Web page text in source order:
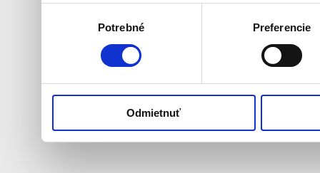
ktoré ste im poskytli
používali ich služby.
Potrebné Preferencie
Odmietnuť